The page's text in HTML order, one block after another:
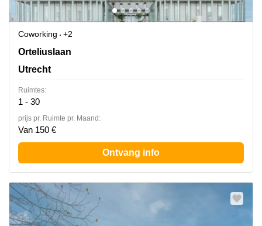
Coworking
+2
Orteliuslaan 850, Utrecht
Orteliuslaan
Utrecht
Ruimtes:
1 - 30
prijs pr. Ruimte pr. Maand:
Van 150 €
Ontvang info